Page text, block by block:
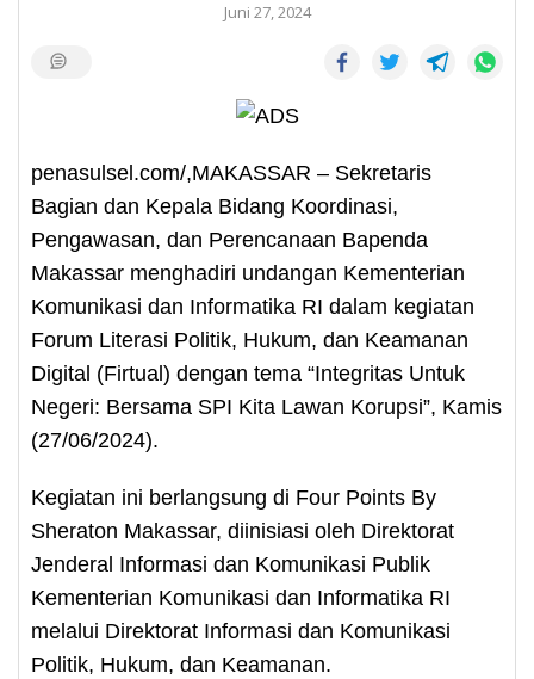
Juni 27, 2024
penasulsel.com/,MAKASSAR – Sekretaris
Bagian dan Kepala Bidang Koordinasi,
Pengawasan, dan Perencanaan Bapenda
Makassar menghadiri undangan Kementerian
Komunikasi dan Informatika RI dalam kegiatan
Forum Literasi Politik, Hukum, dan Keamanan
Digital (Firtual) dengan tema “Integritas Untuk
Negeri: Bersama SPI Kita Lawan Korupsi”, Kamis
(27/06/2024).
Kegiatan ini berlangsung di Four Points By
Sheraton Makassar, diinisiasi oleh Direktorat
Jenderal Informasi dan Komunikasi Publik
Kementerian Komunikasi dan Informatika RI
melalui Direktorat Informasi dan Komunikasi
Politik, Hukum, dan Keamanan.